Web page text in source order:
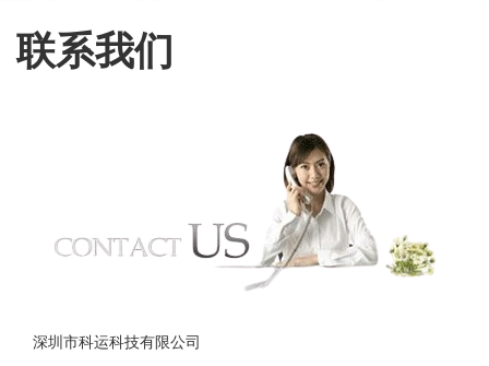
联系我们
深圳市科运科技有限公司